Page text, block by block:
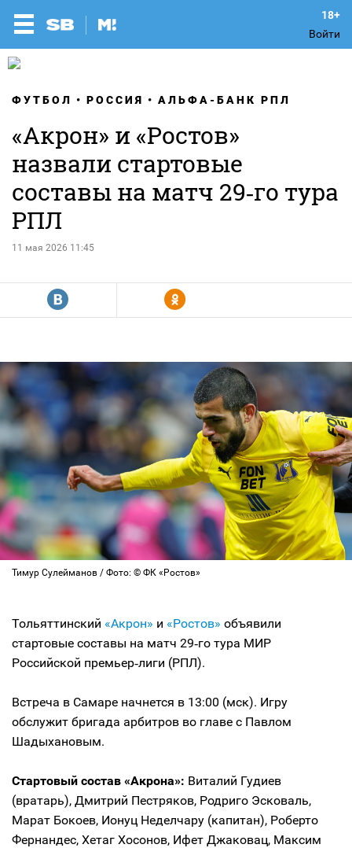
Войти
ФУТБОЛ РОССИЯ АЛЬФА-БАНК РПЛ
«Акрон» и «Ростов»
назвали стартовые
составы на матч 29‑го тура
РПЛ
11 мая 2026 11:45
R Y
Тимур Сулейманов / Фото: © ФК «Ростов»
Тольяттинский «Акрон» и «Ростов» объявили
стартовые составы на матч 29‑го тура МИР
Российской премьер‑лиги (РПЛ).
Встреча в Самаре начнется в 13:00 (мск). Игру
обслужит бригада арбитров во главе с Павлом
Шадыхановым.
Стартовый состав «Акрона»: Виталий Гудиев
(вратарь), Дмитрий Пестряков, Родриго Эсковаль,
Марат Бокоев, Ионуц Неделчару (капитан), Роберто
Фернандес, Хетаг Хосонов, Ифет Джаковац, Максим